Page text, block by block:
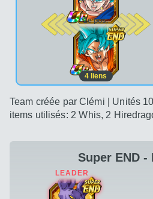
2e pos.
4 liens
Team créée par Clémi | Unités
items utilisés: 2 Whis, 2
Super END -